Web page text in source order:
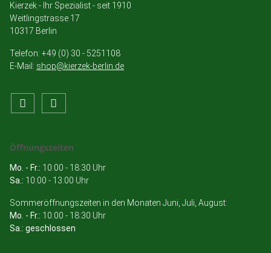
Kierzek - Ihr Spezialist - seit 1910
Weitlingstrasse 17
10317 Berlin
Telefon: +49 (0) 30 - 5251108
E-Mail: shop@kierzek-berlin.de
Öffnungszeiten
Mo. - Fr.: 10:00 - 18:30 Uhr
Sa.: 10:00 - 13:00 Uhr
Sommeröffnungszeiten in den Monaten Juni, Juli, August:
Mo. - Fr.: 10:00 - 18:30 Uhr
Sa.: geschlossen